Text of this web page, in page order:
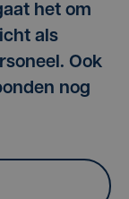
het om
als
Ook
nog